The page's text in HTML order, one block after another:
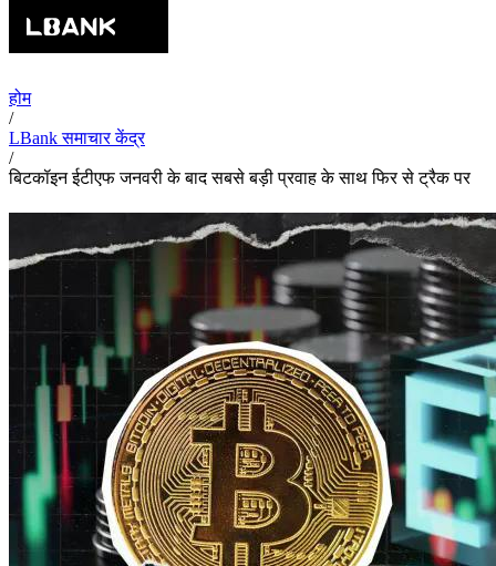
होम
/
LBank समाचार केंद्र
/
बिटकॉइन ईटीएफ जनवरी के बाद सबसे बड़ी प्रवाह के साथ फिर से ट्रैक पर